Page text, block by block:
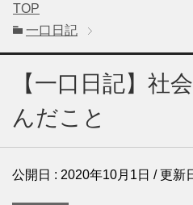
TOP
一口日記
【一口日記】社
んだこと
公開日 : 2020年10月1日 / 更新